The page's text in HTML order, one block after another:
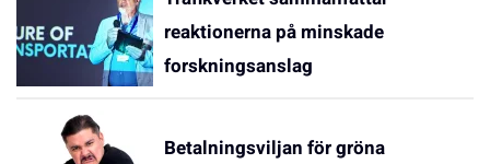
reaktionerna på minskade
forskningsanslag
Betalningsviljan för gröna